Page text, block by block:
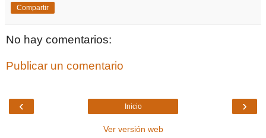
Compartir
No hay comentarios:
Publicar un comentario
‹ ›
Inicio
Ver versión web